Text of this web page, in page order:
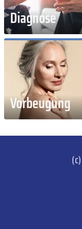
Diagnose
Vorbeugung